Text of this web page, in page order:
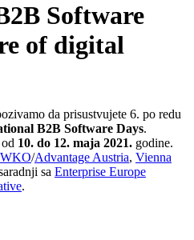
Software
of digital
da prisustvujete 6. po redu
B2B Software Days.
10. do 12. maja 2021. godine.
WKO/Advantage Austria, Vienna
sa Enterprise Europe
.